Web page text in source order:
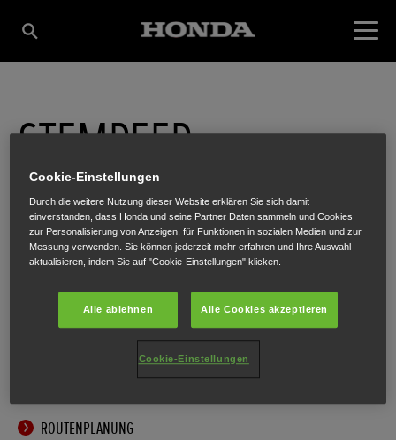
STEMPFER
ENGELBERT
LANDMASCHINEN
Ort im Innkreis,4974
ROUTENPLANUNG
Cookie-Einstellungen
Durch die weitere Nutzung dieser Website erklären Sie sich damit
einverstanden, dass Honda und seine Partner Daten sammeln und Cookies
zur Personalisierung von Anzeigen, für Funktionen in sozialen Medien und zur
Messung verwenden. Sie können jederzeit mehr erfahren und Ihre Auswahl
aktualisieren, indem Sie auf "Cookie-Einstellungen" klicken.
Alle ablehnen Alle Cookies akzeptieren
Cookie-Einstellungen